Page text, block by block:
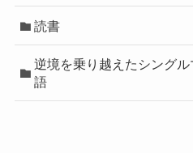
読書
逆境を乗り越えたシング
語